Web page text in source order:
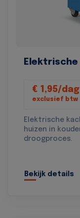
Elektrische
€ 1,95/dag
exclusief btw
Elektrische
huizen in
droogproces.
Bekijk details